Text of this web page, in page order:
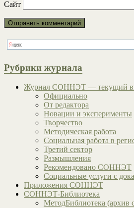
Сайт
Рубрики журнала
Журнал СОННЭТ — текущий
Официально
От редактора
Новации и эксперименты
Творчество
Методическая работа
Социальная работа в
Третий сектор
Размышления
Рекомендовано СОННЭТ
Социальные услуги с
Приложения СОННЭТ
СОННЭТ-Библиотека
МетодБиблиотека (архив